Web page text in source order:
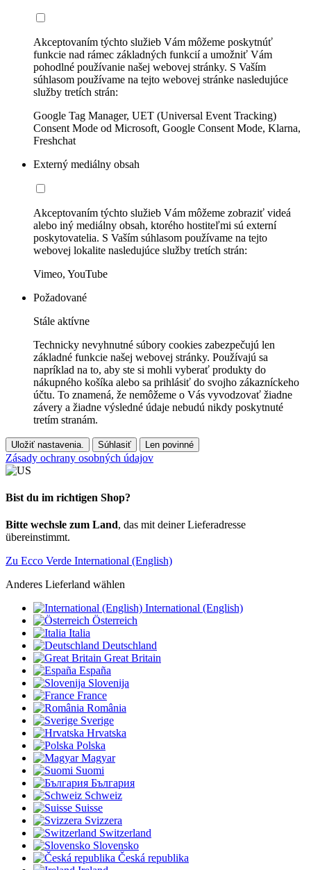
Akceptovaním týchto služieb Vám môžeme poskytnúť
funkcie nad rámec základných funkcií a umožniť Vám
pohodlné používanie našej webovej stránky. S Vaším
súhlasom používame na tejto webovej stránke nasledujúce
služby tretích strán:
Google Tag Manager, UET (Universal Event Tracking)
Consent Mode od Microsoft, Google Consent Mode, Klarna,
Freshchat
Externý mediálny obsah
Akceptovaním týchto služieb Vám môžeme zobraziť videá
alebo iný mediálny obsah, ktorého hostiteľmi sú externí
poskytovatelia. S Vaším súhlasom používame na tejto
webovej lokalite nasledujúce služby tretích strán:
Vimeo, YouTube
Požadované
Stále aktívne
Technicky nevyhnutné súbory cookies zabezpečujú len
základné funkcie našej webovej stránky. Používajú sa
napríklad na to, aby ste si mohli vyberať produkty do
nákupného košíka alebo sa prihlásiť do svojho zákazníckeho
účtu. To znamená, že nemôžeme o Vás vyvodzovať žiadne
závery a žiadne výsledné údaje nebudú nikdy poskytnuté
tretím stranám.
Uložiť nastavenia. Súhlasiť Len povinné
Zásady ochrany osobných údajov
Bist du im richtigen Shop?
Bitte wechsle zum Land, das mit deiner Lieferadresse
übereinstimmt.
Zu Ecco Verde International (English)
Anderes Lieferland wählen
International (English)
Österreich
Italia
Deutschland
Great Britain
España
Slovenija
France
România
Sverige
Hrvatska
Polska
Magyar
Suomi
България
Schweiz
Suisse
Svizzera
Switzerland
Slovensko
Česká republika